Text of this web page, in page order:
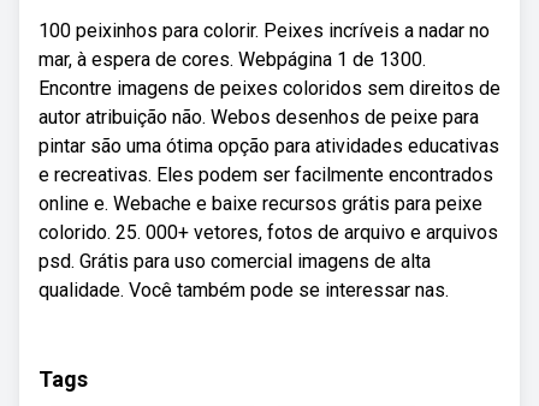
100 peixinhos para colorir. Peixes incríveis a nadar no
mar, à espera de cores. Webpágina 1 de 1300.
Encontre imagens de peixes coloridos sem direitos de
autor atribuição não. Webos desenhos de peixe para
pintar são uma ótima opção para atividades educativas
e recreativas. Eles podem ser facilmente encontrados
online e. Webache e baixe recursos grátis para peixe
colorido. 25. 000+ vetores, fotos de arquivo e arquivos
psd. Grátis para uso comercial imagens de alta
qualidade. Você também pode se interessar nas.
Tags